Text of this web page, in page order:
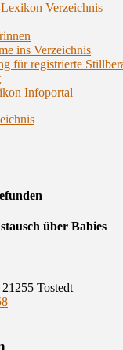
Verzeichnis
ins Verzeichnis
für regis­trier­te
Infoportal
über Babies
Tostedt